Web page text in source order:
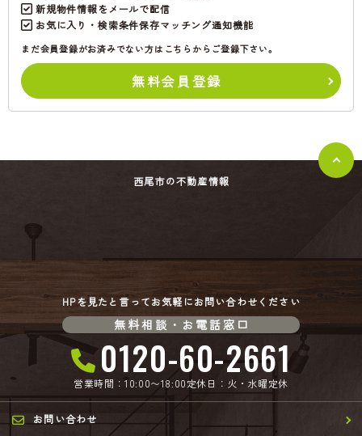
新規物件情報をメールで配信
お気に入り・検索条件保存マッチング通知機能
まだ会員登録がお済みでない方はこちらからご登録下さい。
無料会員登録
西尾市の不動産情報
HPを見たと言ってお気軽にお問い合わせください
無料相談・お電話窓口
0120-60-2661
営業時間：10:00〜18:00定休日：火・水曜定休
お問い合わせ